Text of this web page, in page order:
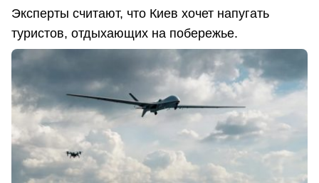
Эксперты считают, что Киев хочет напугать
туристов, отдыхающих на побережье.